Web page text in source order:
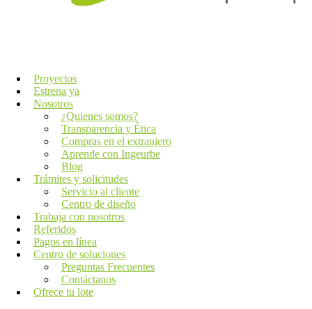
Proyectos
Estrena ya
Nosotros
¿Quienes somos?
Transparencia y Ética
Compras en el extranjero
Aprende con Ingeurbe
Blog
Trámites y solicitudes
Servicio al cliente
Centro de diseño
Trabaja con nosotros
Referidos
Pagos en línea
Centro de soluciones
Preguntas Frecuentes
Contáctanos
Ofrece tu lote